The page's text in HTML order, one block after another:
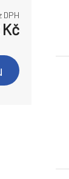
DPH
Kč